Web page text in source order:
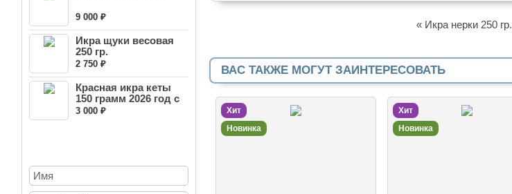
9 000 ₽
Икра щуки весовая
250 гр.
2 750 ₽
Красная икра кеты
150 грамм 2026 год с
Кам...
3 000 ₽
« Икра нерки 250 гр.
ВАС ТАКЖЕ МОГУТ ЗАИНТЕРЕСОВАТЬ
Хит
Новинка
Хит
Новинка